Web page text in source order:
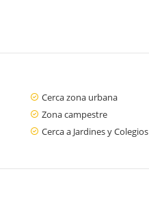
Cerca zona urbana
Zona campestre
Cerca a Jardines y Colegios